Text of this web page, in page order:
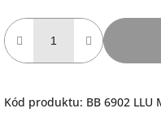
Kód produktu: BB 6902 LLU